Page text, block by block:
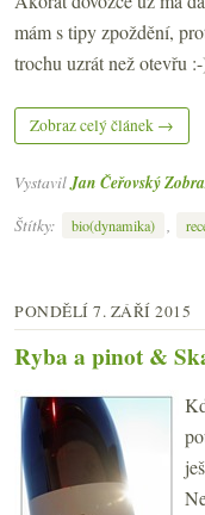
mám s tipy zpoždění,
trochu uzrát než otevřu
Zobraz celý článek →
Vystavil Jan Čeřovský
Štítky:
bio(dynamika) ,
PONDĚLÍ 7. ZÁŘÍ 2015
Ryba a pinot &